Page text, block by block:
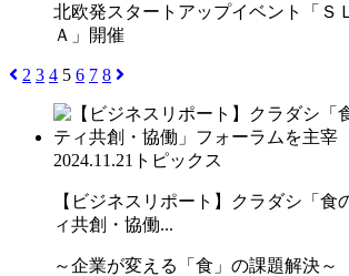
北欧発スタートアップイベント「Ｓ
Ａ」開催
2 3 4 5 6 7 8
2024.11.21 トピックス
【ビジネスリポート】クラダシ「食
ィ共創・協働...
～企業が変える「食」の課題解決～